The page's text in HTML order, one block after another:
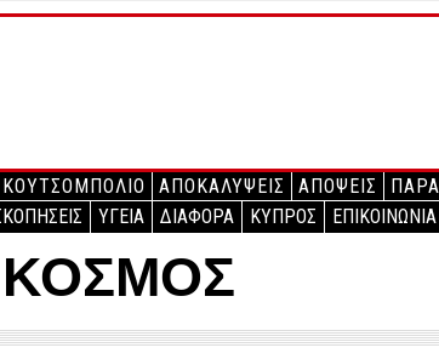
ΚΟΥΤΣΟΜΠΟΛΙΟ ΑΠΟΚΑΛΥΨΕΙΣ ΑΠΟΨΕΙΣ
ΥΓΕΙΑ ΔΙΑΦΟΡΑ ΚΥΠΡΟΣ ΕΠΙΚΟΙΝΩΝΙΑ
ΚΟΣΜΟΣ